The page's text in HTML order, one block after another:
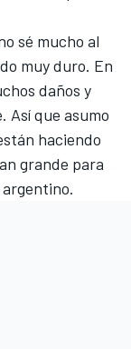
sé mucho al
muy duro. En
daños y
Así que asumo
haciendo
grande para